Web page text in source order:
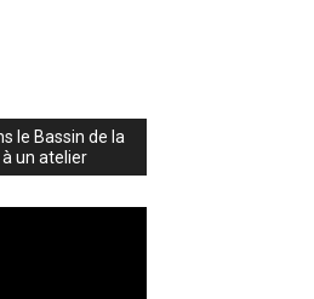
le Bassin de la
un atelier